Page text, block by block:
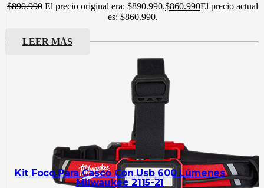
$890.990 El precio original era: $890.990.$860.990El precio actual
es: $860.990.
LEER MÁS
Kit Foco Para Casco Con Usb 600 Lúmenes
Milwaukee 2115-21